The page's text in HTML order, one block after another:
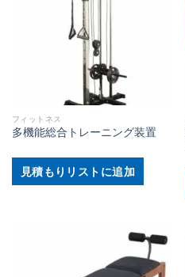
フィットネス
多機能総合トレーニング装置
見積もりリストに追加